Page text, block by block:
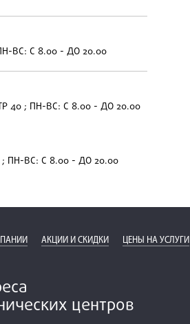
ВС: С 8.00 - ДО 20.00
40 ; ПН-ВС: С 8.00 - ДО 20.00
ПН-ВС: С 8.00 - ДО 20.00
АКЦИИ И СКИДКИ ЦЕНЫ НА УСЛУГИ
центров